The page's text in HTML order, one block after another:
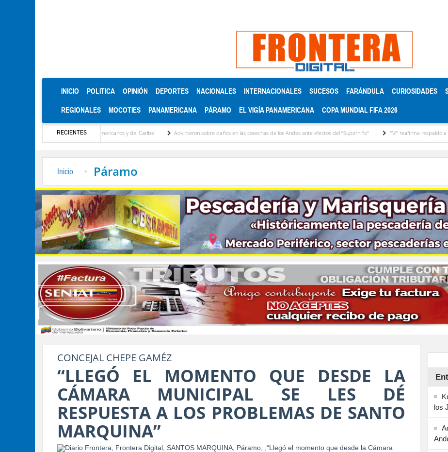
INICIO (CURRENT)
POLITICA OPINIÓN DEPORTES NACIONALES INTERNACIONALES SUCESOS FARÁNDULA CURIOSIDADES
REGIONALES MOCOTIES PANAMERICANA PÁRAMO EL VIGÍA PANAMERICANA COPA MUNDIAL FIFA 2026
RECIENTES
de oro en los Juegos Centroamericanos y del Caribe Advirtieron sobre daños en las cosechas de los Andes ante efectos del ‘‘Superniño’’ FVF reafirma respaldo a Gianni
Inicio Páramo
CONCEJAL CHEPE GAMÉZ
“LLEGÓ EL MOMENTO QUE DESDE LA
CÁMARA MUNICIPAL SE LES DÉ
RESPUESTA A LOS PROBLEMAS DE SANTO
MARQUINA”
los